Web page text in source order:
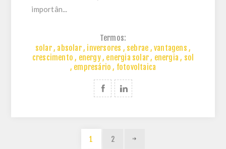
importân...
Termos:
solar, absolar, inversores , sebrae , vantagens ,
crescimento , energy, energia solar, energia , sol
, empresário , fotovoltaica
1 2